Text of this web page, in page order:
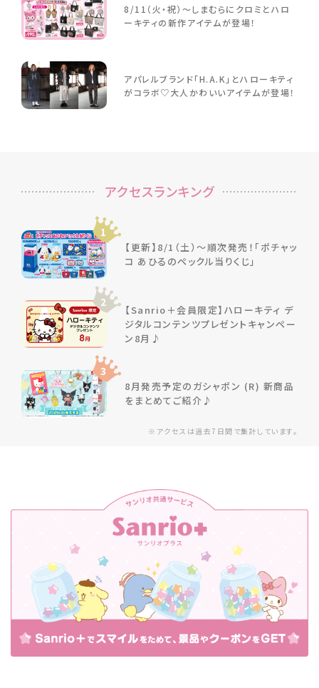
8/11（火・祝）～しまむらにクロミとハロ
ーキティの新作アイテムが登場！
アパレルブランド「H.A.K」とハローキティ
がコラボ♡大人かわいいアイテムが登場！
※アクセスは過去7日間で集計しています。
アクセスランキング
1
【更新】8/1（土）～順次発売！「ポチャッ
コ あひるのペックル当りくじ」
2
【Sanrio＋会員限定】ハローキティ デ
ジタルコンテンツプレゼントキャンペー
ン8月♪
3
8月発売予定のガシャポン (R) 新商品
をまとめてご紹介♪